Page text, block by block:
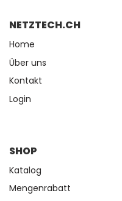
NETZTECH.CH
Home
Über uns
Kontakt
Login
SHOP
Katalog
Mengenrabatt